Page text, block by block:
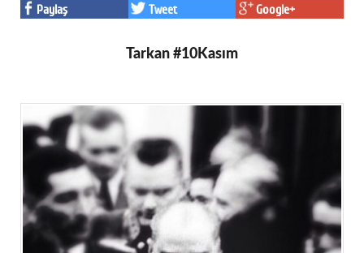
Paylaş Tweet Google+
Tarkan #10Kasım